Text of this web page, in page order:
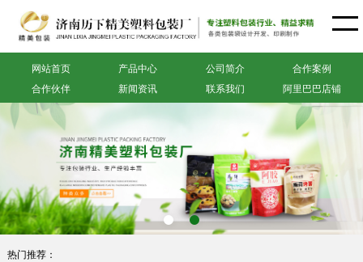
网站首页 产品中心 公司简介
合作案例
合作伙伴
新闻资讯 联系我们 阿里巴巴店铺
热门推荐：